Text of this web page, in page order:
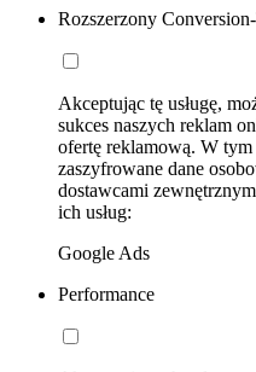
Rozszerzony
Akceptując tę usługę,
sukces naszych reklam
ofertę reklamową. W
zaszyfrowane dane
dostawcami
ich usług:
Google Ads
Performance